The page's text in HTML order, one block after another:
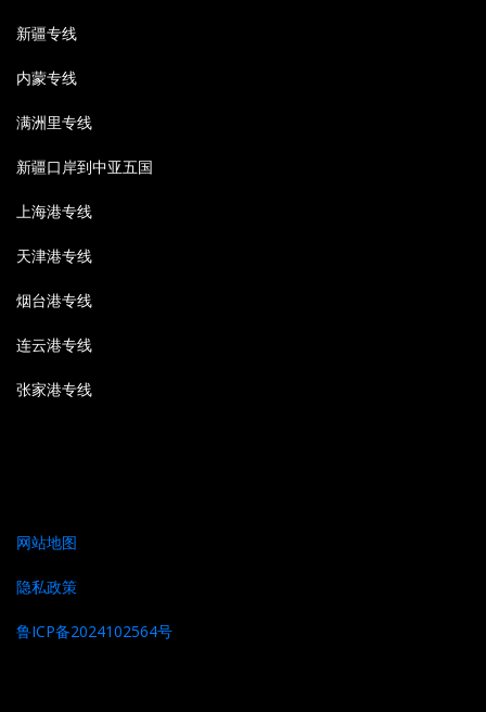
新疆专线
内蒙专线
满洲里专线
新疆口岸到中亚五国
上海港专线
天津港专线
烟台港专线
连云港专线
张家港专线
网站地图
隐私政策
鲁ICP备2024102564号